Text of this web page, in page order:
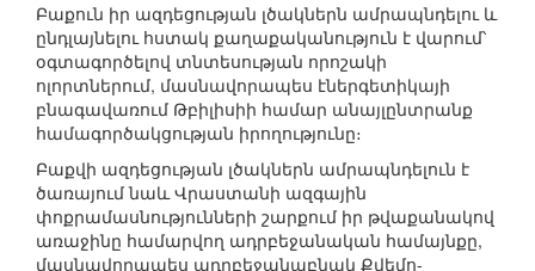
Բաքուն իր ազդեցության լծակներն ամրապնդելու և
ընդլայնելու հստակ քաղաքականություն է վարում՝
օգտագործելով տնտեսության որոշակի
ոլորտներում, մասնավորապես էներգետիկայի
բնագավառում Թբիլիսիի համար անայլընտրանք
համագործակցության իրողությունը։
Բաքվի ազդեցության լծակներն ամրապնդելուն է
ծառայում նաև Վրաստանի ազգային
փոքրամասնությունների շարքում իր թվաքանակով
առաջինը համարվող ադրբեջանական համայնքը,
մասնավորապես ադրբեջանաբնակ Քվեմո-